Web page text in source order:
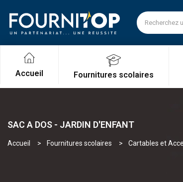
Accueil Fournitures scolaires
SAC A DOS - JARDIN D'ENFANT
Accueil Fournitures scolaires Cartables et